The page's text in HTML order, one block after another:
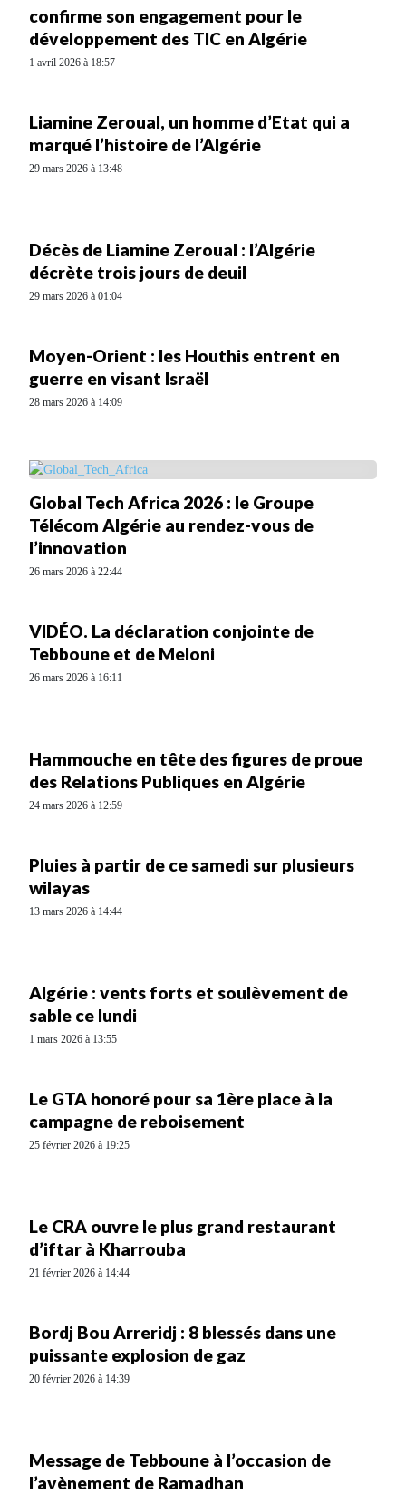
confirme son engagement pour le
développement des TIC en Algérie
1 avril 2026 à 18:57
Liamine Zeroual, un homme d’Etat qui a
marqué l’histoire de l’Algérie
29 mars 2026 à 13:48
Décès de Liamine Zeroual : l’Algérie
décrète trois jours de deuil
29 mars 2026 à 01:04
Moyen-Orient : les Houthis entrent en
guerre en visant Israël
28 mars 2026 à 14:09
Global Tech Africa 2026 : le Groupe
Télécom Algérie au rendez-vous de
l’innovation
26 mars 2026 à 22:44
VIDÉO. La déclaration conjointe de
Tebboune et de Meloni
26 mars 2026 à 16:11
Hammouche en tête des figures de proue
des Relations Publiques en Algérie
24 mars 2026 à 12:59
Pluies à partir de ce samedi sur plusieurs
wilayas
13 mars 2026 à 14:44
Algérie : vents forts et soulèvement de
sable ce lundi
1 mars 2026 à 13:55
Le GTA honoré pour sa 1ère place à la
campagne de reboisement
25 février 2026 à 19:25
Le CRA ouvre le plus grand restaurant
d’iftar à Kharrouba
21 février 2026 à 14:44
Bordj Bou Arreridj : 8 blessés dans une
puissante explosion de gaz
20 février 2026 à 14:39
Message de Tebboune à l’occasion de
l’avènement de Ramadhan